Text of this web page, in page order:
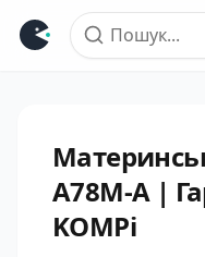
A78M-A |
KOMPi